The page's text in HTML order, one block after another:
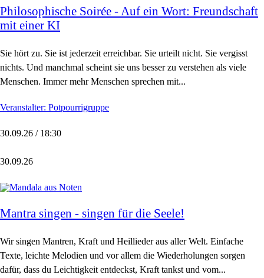
Philosophische Soirée - Auf ein Wort: Freundschaft
mit einer KI
Sie hört zu. Sie ist jederzeit erreichbar. Sie urteilt nicht. Sie vergisst
nichts. Und manchmal scheint sie uns besser zu verstehen als viele
Menschen. Immer mehr Menschen sprechen mit...
Veranstalter: Potpourrigruppe
30.09.26 / 18:30
30.09.26
Mantra singen - singen für die Seele!
Wir singen Mantren, Kraft und Heillieder aus aller Welt. Einfache
Texte, leichte Melodien und vor allem die Wiederholungen sorgen
dafür, dass du Leichtigkeit entdeckst, Kraft tankst und vom...